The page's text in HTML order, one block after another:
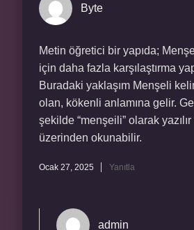
Byte
Metin öğretici bir yapıda;
için daha fazla karşılaştırma
Buradaki yaklaşım Menşeli
olan, kökenli anlamına gelir.
şekilde “menşeili” olarak
üzerinden okunabilir.
Ocak 27, 2025 Yanıtla
admin